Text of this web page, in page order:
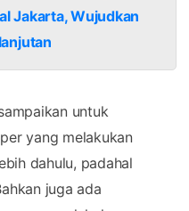
Jakarta, Wujudkan
untuk
yang melakukan
dahulu, padahal
juga ada